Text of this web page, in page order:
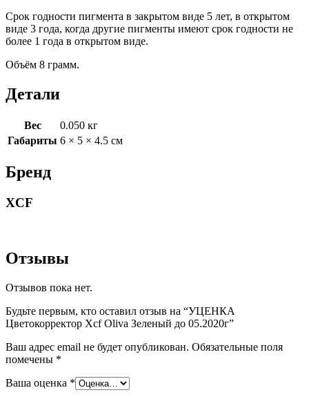
Срок годности пигмента в закрытом виде 5 лет, в открытом
виде 3 года, когда другие пигменты имеют срок годности не
более 1 года в открытом виде.
Объём 8 грамм.
Детали
Вес
0.050 кг
Габариты 6 × 5 × 4.5 см
Бренд
XCF
Отзывы
Отзывов пока нет.
Будьте первым, кто оставил отзыв на “УЦЕНКА
Цветокорректор Xcf Oliva Зеленый до 05.2020г”
Ваш адрес email не будет опубликован. Обязательные поля
помечены *
Ваша оценка *